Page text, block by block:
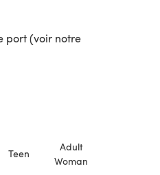
port (voir notre
Teen
Adult
Woman